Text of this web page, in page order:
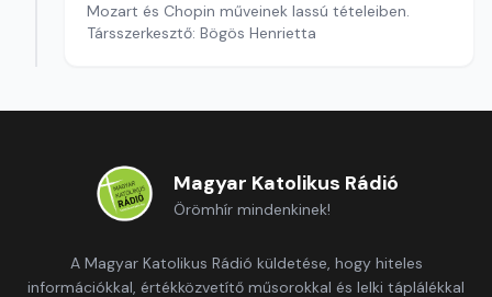
Mozart és Chopin műveinek lassú tételeiben.
Társszerkesztő: Bögös Henrietta
Magyar Katolikus Rádió
Örömhír mindenkinek!
A Magyar Katolikus Rádió küldetése, hogy hiteles
információkkal, értékközvetítő műsorokkal és lelki táplálékkal